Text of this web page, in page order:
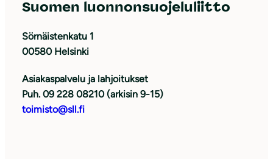
Suomen luonnonsuojeluliitto
Sörnäistenkatu 1
00580 Helsinki
Asiakaspalvelu ja lahjoitukset
Puh. 09 228 08210 (arkisin 9-15)
toimisto@sll.fi